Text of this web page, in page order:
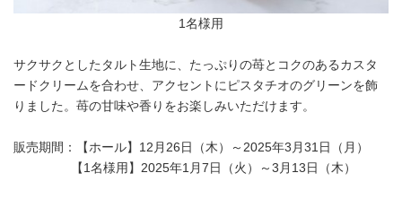
1名様用
サクサクとしたタルト生地に、たっぷりの苺とコクのあるカスタ
ードクリームを合わせ、アクセントにピスタチオのグリーンを飾
りました。苺の甘味や香りをお楽しみいただけます。
販売期間：【ホール】12月26日（木）～2025年3月31日（月）
【1名様用】2025年1月7日（火）～3月13日（木）